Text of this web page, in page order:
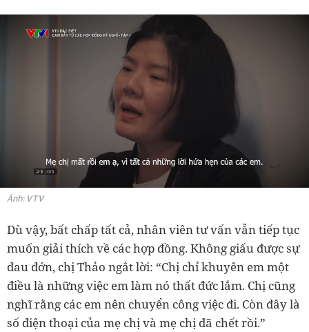
Ảnh: VTV
Dù vậy, bất chấp tất cả, nhân viên tư vấn vẫn tiếp tục
muốn giải thích về các hợp đồng. Không giấu được sự
đau đớn, chị Thảo ngắt lời: “Chị chỉ khuyên em một
điều là những việc em làm nó thất đức lắm. Chị cũng
nghĩ rằng các em nên chuyển công việc đi. Còn đây là
số điện thoại của mẹ chị và mẹ chị đã chết rồi.”